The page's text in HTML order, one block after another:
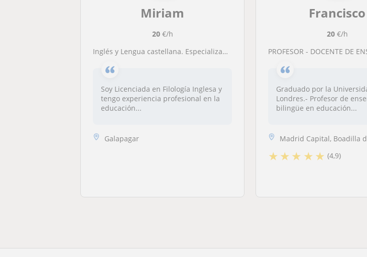
Miriam
20€/h
Inglés y Lengua castellana. Especializada en TDAH y dislexia
Soy Licenciada en Filología Inglesa y
tengo experiencia profesional en la
educación...
Galapagar
Francisco
20€/h
PROFESOR - DOCENTE DE ENSEÑANZA BILINGÜE/ Cambridge
Graduado por la
Londres.- Profesor de
bilingüe en educación...
Madrid Capital, Boadilla del Monte, Majadahonda,
★★★ ★★ (4,9)